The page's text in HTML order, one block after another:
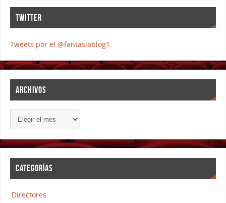
TWITTER
Tweets por el @fantasiablog1.
ARCHIVOS
CATEGORÍAS
Directores